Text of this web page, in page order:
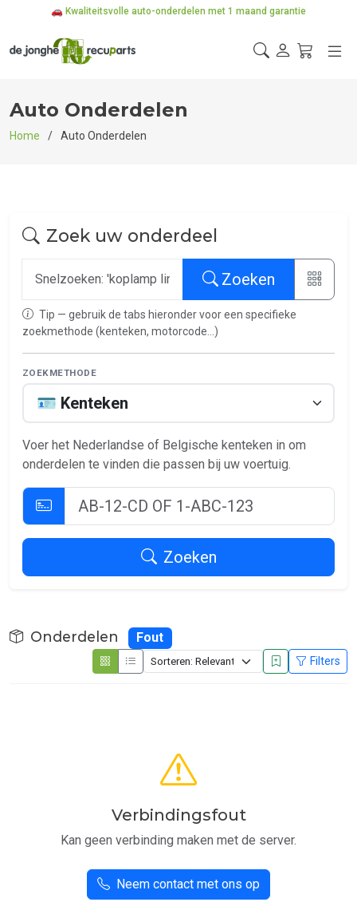
🚗 Kwaliteitsvolle auto-onderdelen met 1 maand garantie
📦 3 verdiepingen magazijn in Deurne, Antwerpen
Auto Onderdelen
Home Auto Onderdelen
Zoek uw onderdeel
Zoeken
Tip — gebruik de tabs hieronder voor een specifieke
zoekmethode (kenteken, motorcode...)
ZOEKMETHODE
Voer het Nederlandse of Belgische kenteken in om
onderdelen te vinden die passen bij uw voertuig.
Zoeken
Onderdelen Fout
Filters
Verbindingsfout
Kan geen verbinding maken met de server.
Neem contact met ons op